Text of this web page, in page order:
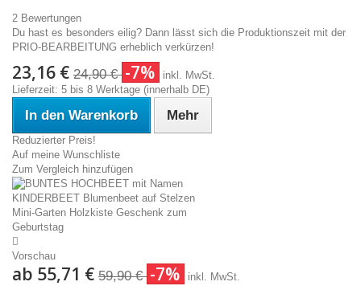
2 Bewertungen
Du hast es besonders eilig? Dann lässt sich die Produktionszeit mit der
PRIO-BEARBEITUNG erheblich verkürzen!
23,16 € 24,90 € -7%
inkl. MwSt.
Lieferzeit: 5 bis 8 Werktage (innerhalb DE)
In den Warenkorb Mehr
Reduzierter Preis!
Auf meine Wunschliste
Zum Vergleich hinzufügen
Vorschau
ab 55,71 € 59,90 € -7% inkl. MwSt.